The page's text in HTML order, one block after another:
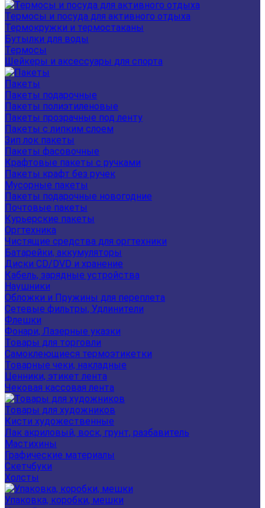
Термосы и посуда для активного отдыха
Термокружки и термостаканы
Бутылки для воды
Термосы
Шейкеры и аксессуары для спорта
Пакеты
Пакеты подарочные
Пакеты полиэтиленовые
Пакеты прозрачные под ленту
Пакеты с липким слоем
Зип лок пакеты
Пакеты фасовочные
Крафтовые пакеты с ручками
Пакеты крафт без ручек
Мусорные пакеты
Пакеты подарочные новогодние
Почтовые пакеты
Курьерские пакеты
Оргтехника
Чистящие средства для оргтехники
Батарейки, аккумуляторы
Диски CD/DVD и хранение
Кабель, зарядные устройства
Наушники
Обложки и Пружины для переплета
Сетевые фильтры, Удлинители
Флешки
Фонари, Лазерные указки
Товары для торговли
Самоклеющиеся термоэтикетки
Товарные чеки, накладные
Ценники, этикет лента
Чековая кассовая лента
Товары для художников
Кисти художественные
Лак акриловый, воск, грунт, разбавитель
Мастихины
Графические материалы
Скетчбуки
Холсты
Упаковка, коробки, мешки